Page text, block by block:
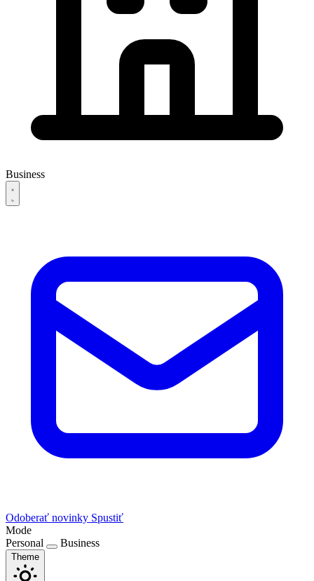
Business
Odoberať novinky Spustiť
Mode
Personal
Business
Theme